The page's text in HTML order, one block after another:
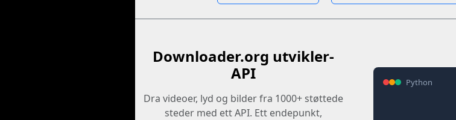
Downloader.org utvikler-
API
Dra videoer, lyd og bilder fra 1000+ støttede
steder med ett API. Ett endepunkt,
Python